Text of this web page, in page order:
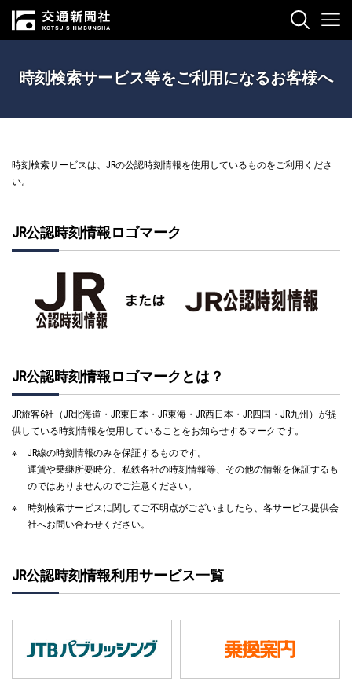
時刻検索サービス等をご利用になるお客様へ
時刻検索サービスは、JRの公認時刻情報を使用しているものをご利用くださ
い。
JR公認時刻情報ロゴマーク
JR公認時刻情報ロゴマークとは？
JR旅客6社（JR北海道・JR東日本・JR東海・JR西日本・JR四国・JR九州）が提
供している時刻情報を使用していることをお知らせするマークです。
JR線の時刻情報のみを保証するものです。
運賃や乗継所要時分、私鉄各社の時刻情報等、その他の情報を保証するも
のではありませんのでご注意ください。
時刻検索サービスに関してご不明点がございましたら、各サービス提供会
社へお問い合わせください。
JR公認時刻情報利用サービス一覧